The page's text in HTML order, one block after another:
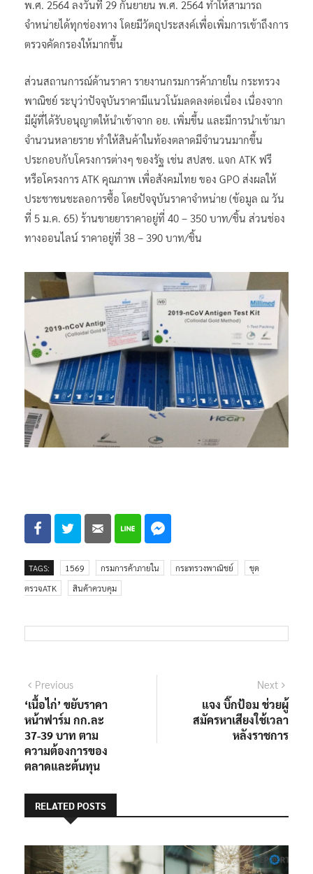
พ.ศ. 2564 ลงวันที่ 29 กันยายน พ.ศ. 2564 ทำให้สามารถ
จำหน่ายได้ทุกช่องทาง โดยมีวัตถุประสงค์เพื่อเพิ่มการเข้าถึงการ
ตรวจคัดกรองให้มากขึ้น
ส่วนสถานการณ์ด้านราคา รายงานกรมการค้าภายใน กระทรวง
พาณิชย์ ระบุว่าปัจจุบันราคามีแนวโน้มลดลงต่อเนื่อง เนื่องจาก
มีผู้ที่ได้รับอนุญาตให้นำเข้าจาก อย. เพิ่มขึ้น และมีการนำเข้ามา
จำนวนหลายราย ทำให้สินค้าในท้องตลาดมีจำนวนมากขึ้น
ประกอบกับโครงการต่างๆ ของรัฐ เช่น สปสช. แจก ATK ฟรี
หรือโครงการ ATK คุณภาพ เพื่อสังคมไทย ของ GPO ส่งผลให้
ประชาชนชะลอการซื้อ โดยปัจจุบันราคาจำหน่าย (ข้อมูล ณ วัน
ที่ 5 ม.ค. 65) ร้านขายยาราคาอยู่ที่ 40 – 350 บาท/ชิ้น ส่วนช่อง
ทางออนไลน์ ราคาอยู่ที่ 38 – 390 บาท/ชิ้น
TAGS: 1569 กรมการค้าภายใน กระทรวงพาณิชย์
ชุด
ตรวจATK
สินค้าควบคุม
แนะแนว
เรื่อง
PreviousPrevious
post:
‘เนื้อไก่’ ขยับราคา
หน้าฟาร์ม กก.ละ
37-39 บาท ตาม
ความต้องการของ
ตลาดและต้นทุน
Next
post:
แจง บิ๊กป้อม ช่วยผู้
สมัครหาเสียงใช้เวลา
หลังราชการ
RELATED POSTS